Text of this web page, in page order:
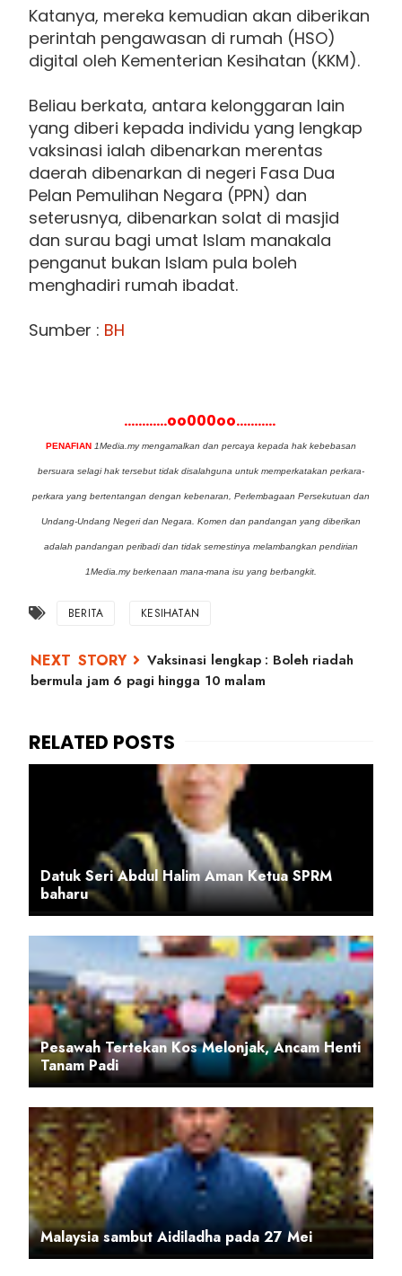
Katanya, mereka kemudian akan diberikan
perintah pengawasan di rumah (HSO)
digital oleh Kementerian Kesihatan (KKM).
Beliau berkata, antara kelonggaran lain
yang diberi kepada individu yang lengkap
vaksinasi ialah dibenarkan merentas
daerah dibenarkan di negeri Fasa Dua
Pelan Pemulihan Negara (PPN) dan
seterusnya, dibenarkan solat di masjid
dan surau bagi umat Islam manakala
penganut bukan Islam pula boleh
menghadiri rumah ibadat.
Sumber : BH
............oo000oo...........
PENAFIAN 1Media.my mengamalkan dan percaya kepada hak kebebasan
bersuara selagi hak tersebut tidak disalahguna untuk memperkatakan perkara-
perkara yang bertentangan dengan kebenaran, Perlembagaan Persekutuan dan
Undang-Undang Negeri dan Negara. Komen dan pandangan yang diberikan
adalah pandangan peribadi dan tidak semestinya melambangkan pendirian
1Media.my berkenaan mana-mana isu yang berbangkit.
BERITA KESIHATAN
Vaksinasi lengkap : Boleh riadah
bermula jam 6 pagi hingga 10 malam
Datuk Seri Abdul Halim Aman Ketua SPRM
baharu
Pesawah Tertekan Kos Melonjak, Ancam Henti
Tanam Padi
Malaysia sambut Aidiladha pada 27 Mei